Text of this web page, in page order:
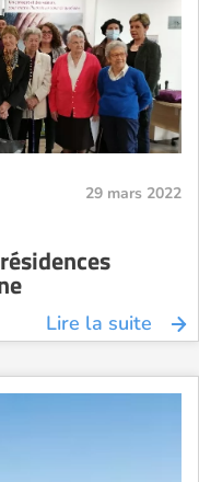
29 mars 2022
Lire la suite